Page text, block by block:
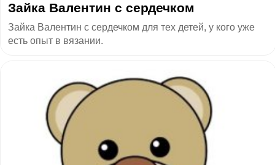
Зайка Валентин с сердечком
Зайка Валентин с сердечком для тех детей, у кого уже
есть опыт в вязании.